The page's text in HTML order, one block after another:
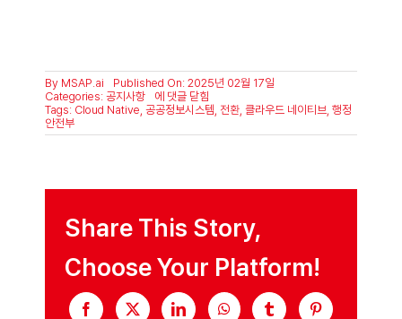
By MSAP.ai
Published On: 2025년 02월 17일
Categories: 공지사항
행
정
전
9
공
공
보
시
템,
클
에 댓글 닫힘
Tags: Cloud Native 공공정보시스템 전환, 클라우드 네이티브 행정
안전부
Share This Story,
Choose Your Platform!